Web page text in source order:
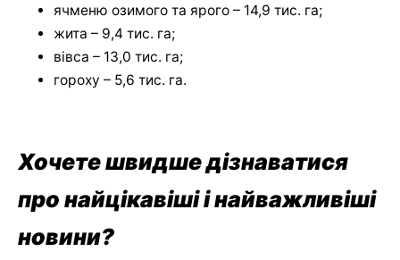
ячменю озимого та ярого – 14,9 тис. га;
жита – 9,4 тис. га;
вівса – 13,0 тис. га;
гороху – 5,6 тис. га.
Хочете швидше дізнаватися
про найцікавіші і найважливіші
новини?